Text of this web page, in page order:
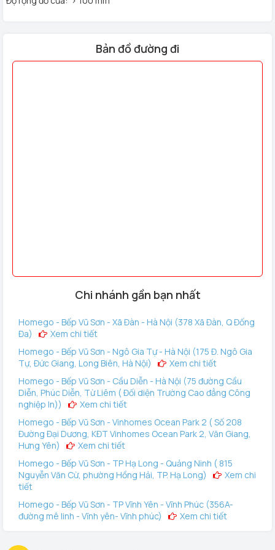
Pin Lithium 5000m Ah cho thời lượng sử dụng lâu hơn
ứng mọi nhu cầu của quý khách hàng một cách nhanh nhất.
Hệ thống hơn 50 showroom bán và bảo hành trên toàn
Hệ thống nhà thông minh Homego - Bếp Vũ Sơn hiện có hơn
50 điểm bán hàng với chính sách miễn phí lắp đặt, vận
chuyển tại nhà trên toàn quốc.
HÂN HẠNH ĐƯỢC PHỤC VỤ QUÝ KHÁCH!
Bản đồ đường đi
Chi nhánh gần bạn nhất
Homego - Bếp Vũ Sơn - Xã Đàn - Hà Nội (378 Xã Đàn, Q Đống
Đa)
Xem chi tiết
Homego - Bếp Vũ Sơn - Ngô Gia Tự - Hà Nội (175 Đ. Ngô Gia
Tự, Đức Giang, Long Biên, Hà Nội)
Xem chi tiết
Homego - Bếp Vũ Sơn - Cầu Diễn - Hà Nội (75 đường Cầu
Diễn, Phúc Diễn, Từ Liêm ( Đối diện Trường Cao đẳng Công
nghiệp In))
Xem chi tiết
Homego - Bếp Vũ Sơn - Vinhomes Ocean Park 2 ( Số 208
Đường Đại Dương, KĐT Vinhomes Ocean Park 2, Văn Giang,
Hưng Yên)
Xem chi tiết
Homego - Bếp Vũ Sơn - TP Hạ Long - Quảng Ninh ( 815
Nguyễn Văn Cừ, phường Hồng Hải, TP. Hạ Long)
Xem chi
tiết
Homego - Bếp Vũ Sơn - TP Vĩnh Yên - Vĩnh Phúc (356A-
đường mê linh - Vĩnh yên- Vĩnh phúc)
Xem chi tiết
- Vinhomes Ocean Park 3, Văn Giang, Hưng Yên)